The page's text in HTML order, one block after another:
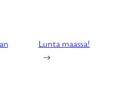
Lunta maassa!
→